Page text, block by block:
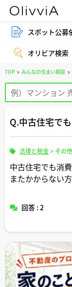
スポット公募
オリビア検索
TOP みんなの住まい相談
Q.中古住宅で
法律と税金> その
中古住宅でも消
またかからない
回答 : 2